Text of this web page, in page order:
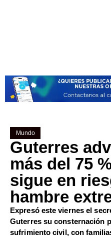
Mundo
Guterres
más del 75
sigue en
hambre
Expresó este viernes el
Guterres su consternación
sufrimiento civil, con